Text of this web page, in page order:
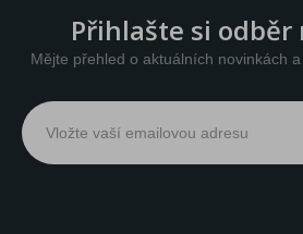
Přihlašte si odběr
Mějte přehled o aktuálních novinkách